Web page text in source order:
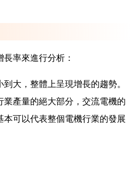
率來進行分析：
大，整體上呈現增長的趨勢。
業產量的絕大部分，交流電機的
本可以代表整個電機行業的發展